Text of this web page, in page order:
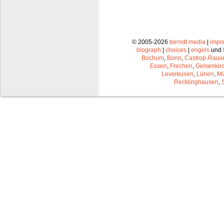
© 2005-2026 berndt media |
biograph | choices | engels und
Bochum Bonn Castrop-
Essen Frechen
Leverkusen Lünen
Recklinghausen